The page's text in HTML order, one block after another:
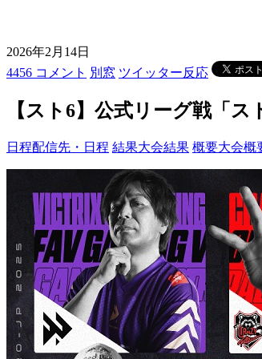
2026年2月14日
4456 コメント 別窓 ツイッター反応
【スト6】公式リーグ戦「
日程配信先・日程 結果大会結果 概要大会概